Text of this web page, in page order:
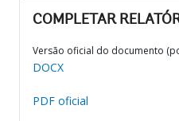
COMPLETAR
Versão oficial do documento
DOCX
PDF oficial